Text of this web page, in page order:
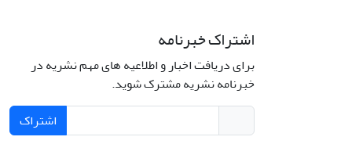
اشتراک خبرنامه
برای دریافت اخبار و اطلاعیه های مهم نشریه در
خبرنامه نشریه مشترک شوید.
اشتراک